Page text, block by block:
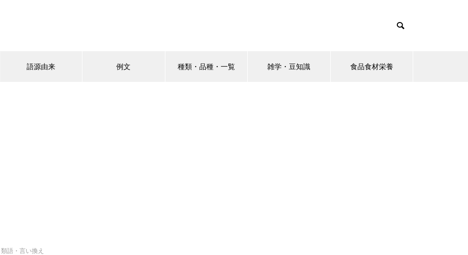
語源由来 例文 種類・品種・一覧 雑学・豆知識 食品食材栄養
語・言い換え